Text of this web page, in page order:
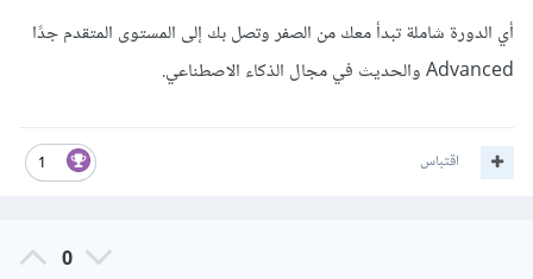
أي الدورة شاملة تبدأ معك من الصفر وتصل بك إلى المستوى المتقدم جدًا
Advanced والحديث في مجال الذكاء الاصطناعي.
1 اقتباس
0